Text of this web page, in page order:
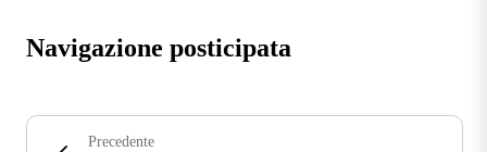
Navigazione posticipata
Precedente